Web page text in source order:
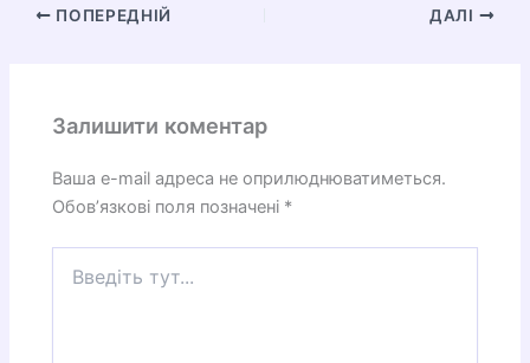
ПОПЕРЕДНІЙ ДАЛІ
Залишити коментар
Ваша e-mail адреса не оприлюднюватиметься.
Обов’язкові поля позначені *
тут...